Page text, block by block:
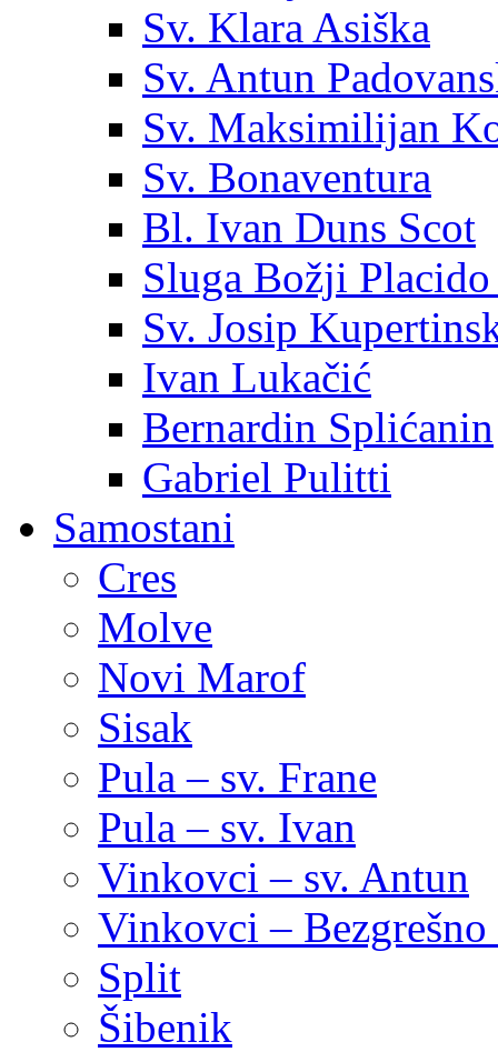
Sv. Klara Asiška
Sv. Antun
Sv. Maksimilijan
Sv. Bonaventura
Bl. Ivan Duns Scot
Sluga Božji Placido
Sv. Josip
Ivan Lukačić
Bernardin Splićanin
Gabriel Pulitti
Samostani
Cres
Molve
Novi Marof
Sisak
Pula – sv. Frane
Pula – sv. Ivan
Vinkovci – sv. Antun
Vinkovci –
Split
Šibenik